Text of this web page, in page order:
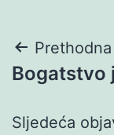
objava
Bogatstvo
Sljedeća